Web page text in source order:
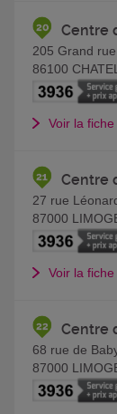
Centre
205 Grand
86100
Voir la fiche
Centre
27 rue
87000
Voir la fiche
Centre
68 rue de
87000